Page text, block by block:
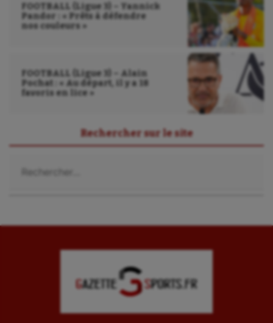
FOOTBALL (Ligue 3) – Yannick
Pandor : « Prêts à défendre
nos couleurs »
FOOTBALL (Ligue 3) – Alain
Pochat : « Au départ, il y a 18
favoris en lice »
Rechercher sur le site